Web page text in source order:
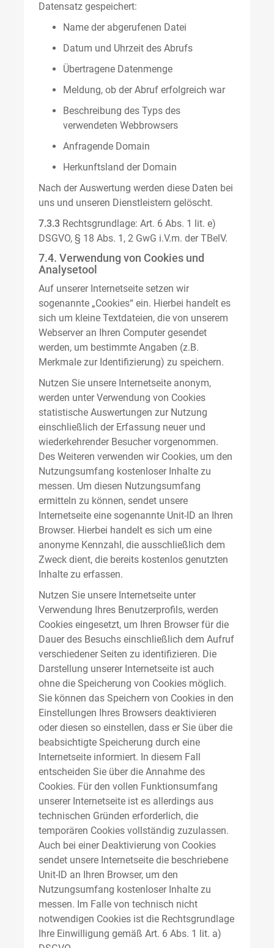
Datensatz gespeichert:
Name der abgerufenen Datei
Datum und Uhrzeit des Abrufs
Übertragene Datenmenge
Meldung, ob der Abruf erfolgreich war
Beschreibung des Typs des
verwendeten Webbrowsers
Anfragende Domain
Herkunftsland der Domain
Nach der Auswertung werden diese Daten bei
uns und unseren Dienstleistern gelöscht.
7.3.3 Rechtsgrundlage: Art. 6 Abs. 1 lit. e)
DSGVO, § 18 Abs. 1, 2 GwG i.V.m. der TBelV.
7.4. Verwendung von Cookies und
Analysetool
Auf unserer Internetseite setzen wir
sogenannte „Cookies“ ein. Hierbei handelt es
sich um kleine Textdateien, die von unserem
Webserver an Ihren Computer gesendet
werden, um bestimmte Angaben (z.B.
Merkmale zur Identifizierung) zu speichern.
Nutzen Sie unsere Internetseite anonym,
werden unter Verwendung von Cookies
statistische Auswertungen zur Nutzung
einschließlich der Erfassung neuer und
wiederkehrender Besucher vorgenommen.
Des Weiteren verwenden wir Cookies, um den
Nutzungsumfang kostenloser Inhalte zu
messen. Um diesen Nutzungsumfang
ermitteln zu können, sendet unsere
Internetseite eine sogenannte Unit-ID an Ihren
Browser. Hierbei handelt es sich um eine
anonyme Kennzahl, die ausschließlich dem
Zweck dient, die bereits kostenlos genutzten
Inhalte zu erfassen.
Nutzen Sie unsere Internetseite unter
Verwendung Ihres Benutzerprofils, werden
Cookies eingesetzt, um Ihren Browser für die
Dauer des Besuchs einschließlich dem Aufruf
verschiedener Seiten zu identifizieren. Die
Darstellung unserer Internetseite ist auch
ohne die Speicherung von Cookies möglich.
Sie können das Speichern von Cookies in den
Einstellungen Ihres Browsers deaktivieren
oder diesen so einstellen, dass er Sie über die
beabsichtigte Speicherung durch eine
Internetseite informiert. In diesem Fall
entscheiden Sie über die Annahme des
Cookies. Für den vollen Funktionsumfang
unserer Internetseite ist es allerdings aus
technischen Gründen erforderlich, die
temporären Cookies vollständig zuzulassen.
Auch bei einer Deaktivierung von Cookies
sendet unsere Internetseite die beschriebene
Unit-ID an Ihren Browser, um den
Nutzungsumfang kostenloser Inhalte zu
messen. Im Falle von technisch nicht
notwendigen Cookies ist die Rechtsgrundlage
Ihre Einwilligung gemäß Art. 6 Abs. 1 lit. a)